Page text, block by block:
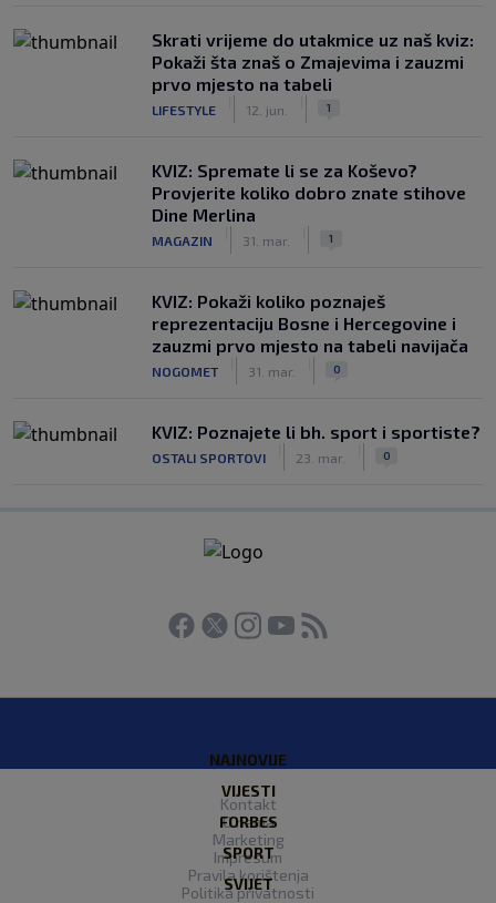
Skrati vrijeme do utakmice uz naš kviz:
Pokaži šta znaš o Zmajevima i zauzmi
prvo mjesto na tabeli
LIFESTYLE 12. jun. 1
KVIZ: Spremate li se za Koševo?
Provjerite koliko dobro znate stihove
Dine Merlina
MAGAZIN 31. mar. 1
KVIZ: Pokaži koliko poznaješ
reprezentaciju Bosne i Hercegovine i
zauzmi prvo mjesto na tabeli navijača
NOGOMET 31. mar. 0
KVIZ: Poznajete li bh. sport i sportiste?
OSTALI SPORTOVI 23. mar. 0
NAJNOVIJE
VIJESTI
FORBES
SPORT
SVIJET
Kontakt
O nama
Marketing
Impresum
Pravila korištenja
Politika privatnosti